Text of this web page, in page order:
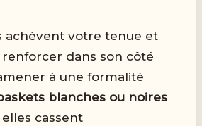
achèvent votre tenue et
dans son côté
à une formalité
blanches ou noires
cassent